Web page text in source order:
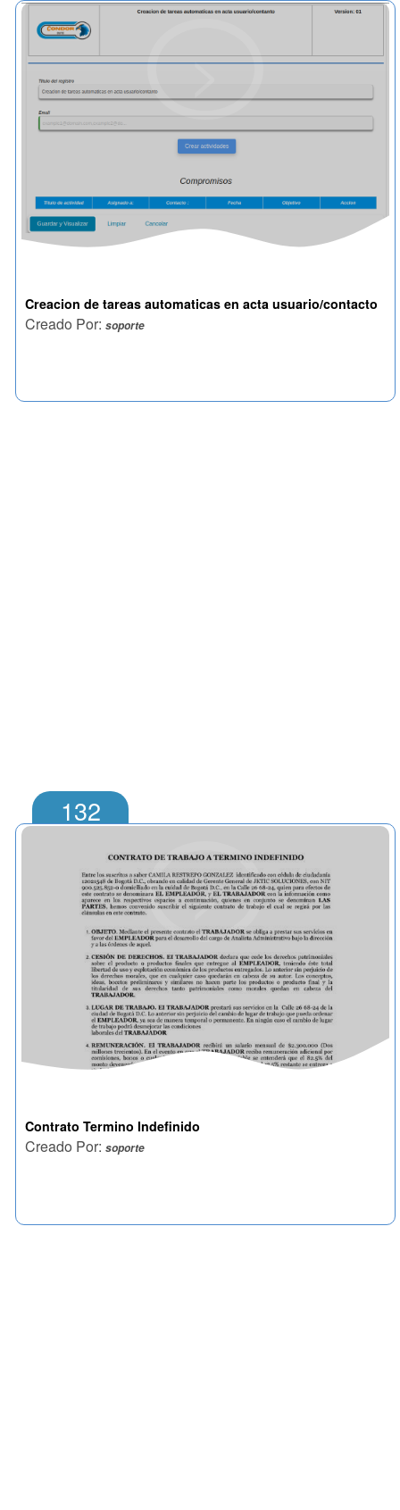
>
Creacion de tareas automaticas en acta usuario/contacto
Creado Por:soporte
132
>
Contrato Termino Indefinido
Creado Por:soporte